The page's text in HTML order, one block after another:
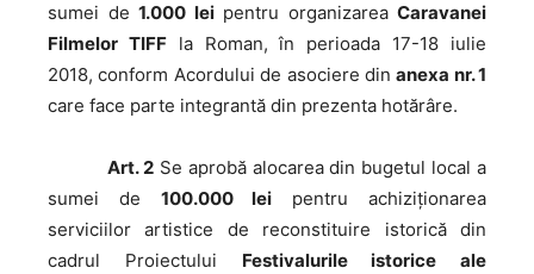
sumei de 1.000 leipentru organizarea Caravanei
Filmelor TIFFla Roman, în perioada 17-18 iulie
2018, conform Acordului de asociere dinanexa nr. 1
care face parte integrantă din prezenta hotărâre.
Art. 2Se aprobă alocarea din bugetul local a
sumei de 100.000 lei pentru achiziționarea
serviciilor artistice de reconstituire istorică din
cadrul Proiectului Festivalurile istorice ale